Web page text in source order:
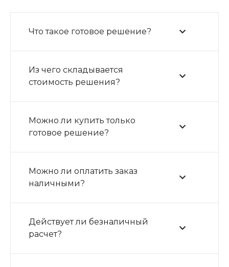
Что такое готовое решение?
Из чего складывается
стоимость решения?
Можно ли купить только
готовое решение?
Можно ли оплатить заказ
наличными?
Действует ли безналичный
расчет?